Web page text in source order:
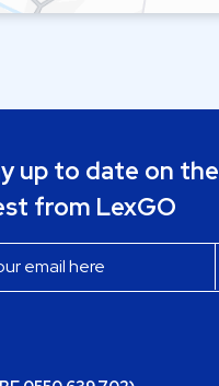
up to date on the
from LexGO